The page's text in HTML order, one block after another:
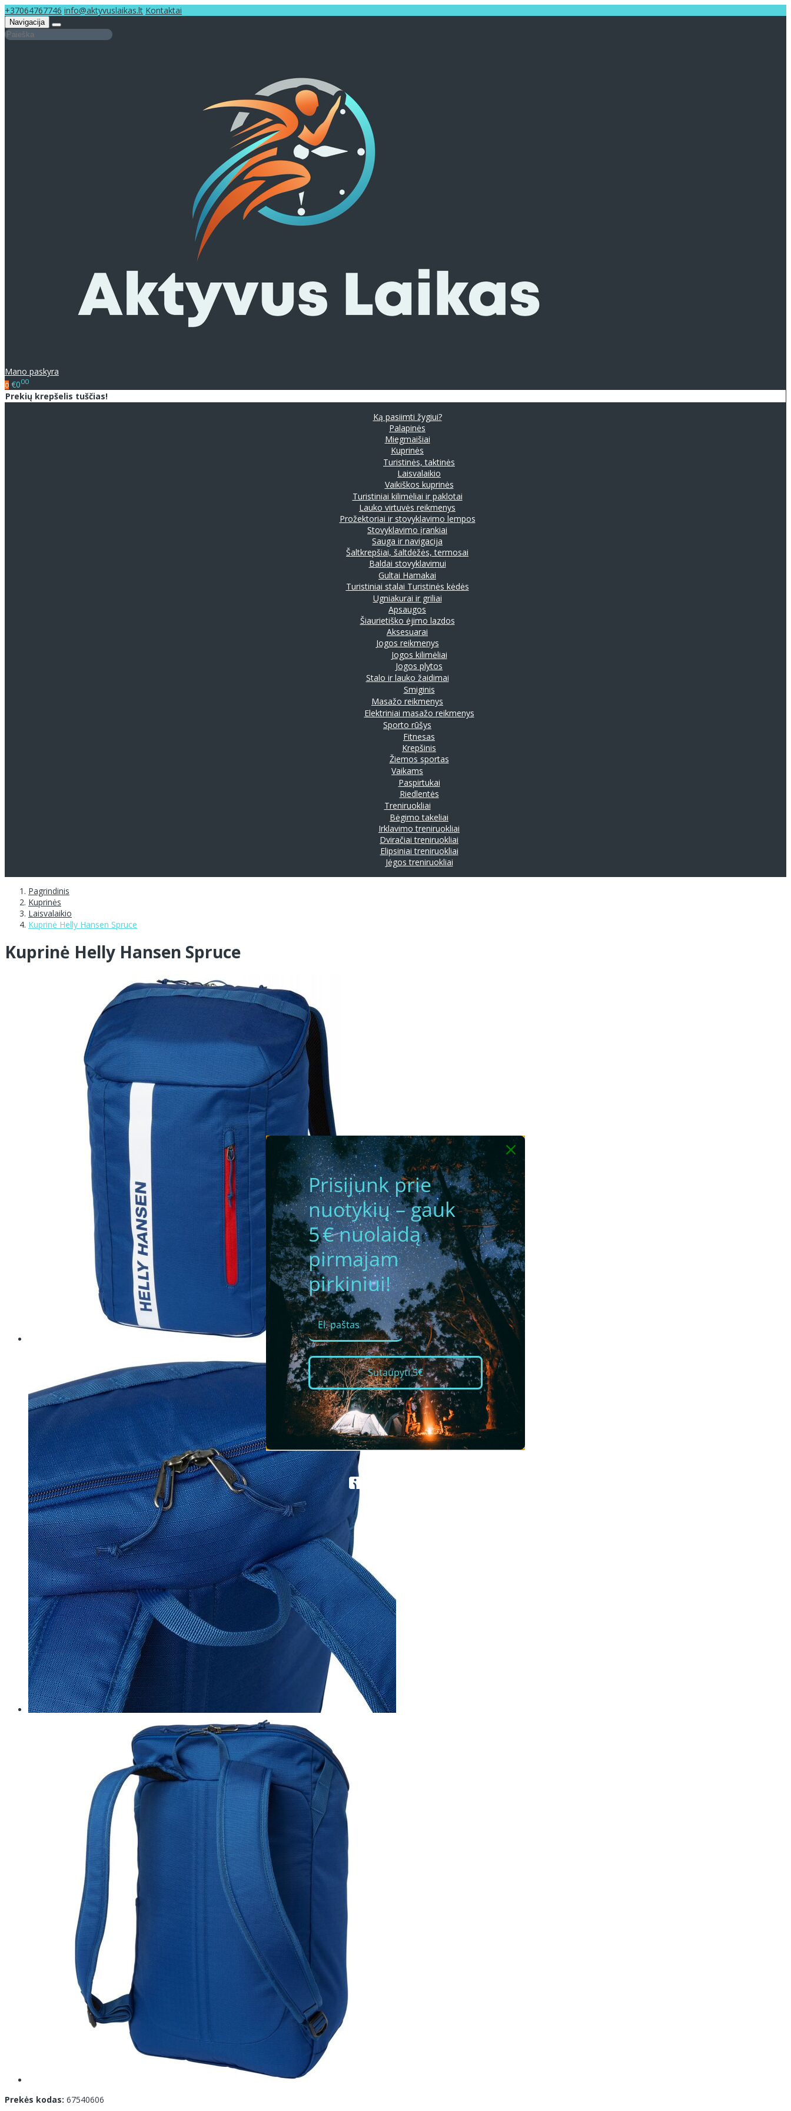
+37064767746 info@aktyvuslaikas.lt Kontaktai
Navigacija
Mano paskyra
0 €000
Prekių krepšelis tuščias!
Ką pasiimti žygiui?
Palapinės
Miegmaišiai
Kuprinės
Turistinės, taktinės
Laisvalaikio
Vaikiškos kuprinės
Turistiniai kilimėliai ir paklotai
Lauko virtuvės reikmenys
Prožektoriai ir stovyklavimo lempos
Stovyklavimo įrankiai
Sauga ir navigacija
Šaltkrepšiai, šaltdėžės, termosai
Baldai stovyklavimui
Gultai Hamakai
Turistiniai stalai Turistinės kėdės
Ugniakurai ir griliai
Apsaugos
Šiaurietiško ėjimo lazdos
Aksesuarai
Jogos reikmenys
Jogos kilimėliai
Jogos plytos
Stalo ir lauko žaidimai
Smiginis
Masažo reikmenys
Elektriniai masažo reikmenys
Sporto rūšys
Fitnesas
Krepšinis
Žiemos sportas
Vaikams
Paspirtukai
Riedlentės
Treniruokliai
Bėgimo takeliai
Irklavimo treniruokliai
Dviračiai treniruokliai
Elipsiniai treniruokliai
Jėgos treniruokliai
Pagrindinis
Kuprinės
Laisvalaikio
Kuprinė Helly Hansen Spruce
Kuprinė Helly Hansen Spruce
Prekės kodas: 67540606
Prisijunk prie
nuotykių – gauk
5 € nuolaidą
pirmajam
pirkiniui!
Sutaupyti 5€